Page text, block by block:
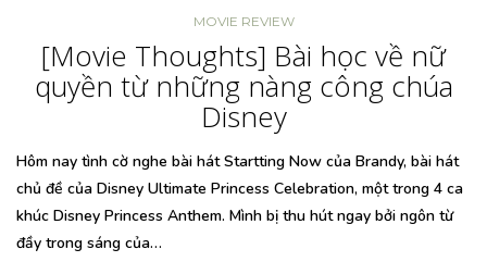
MOVIE REVIEW
[Movie Thoughts] Bài học về nữ
quyền từ những nàng công chúa
Disney
Hôm nay tình cờ nghe bài hát Startting Now của Brandy, bài hát
chủ đề của Disney Ultimate Princess Celebration, một trong 4 ca
khúc Disney Princess Anthem. Mình bị thu hút ngay bởi ngôn từ
đầy trong sáng của…